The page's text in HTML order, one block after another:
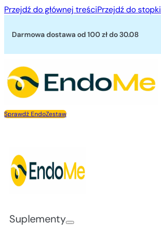
Przejdź do głównej treściPrzejdź do stopki
Darmowa dostawa od 100 złdo 30.08
Sprawdź EndoZestaw
Suplementy